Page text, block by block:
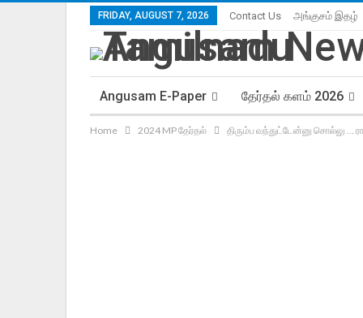
FRIDAY, AUGUST 7, 2026 Contact Us அங்குசம் இதழ்
Angusam E-Paper தேர்தல் களம் 2026
Home 2024 MP தேர்தல் திரும்ப வந்துட்டேன்னு சொல்லு …